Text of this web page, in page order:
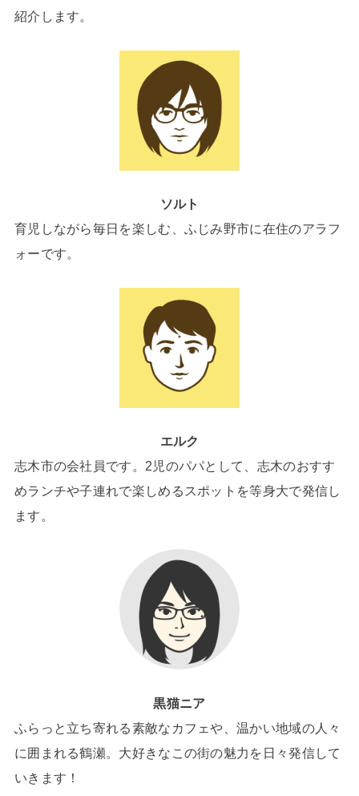
紹介します。
ソルト
育児しながら毎日を楽しむ、ふじみ野市に在住のアラフ
ォーです。
エルク
志木市の会社員です。2児のパパとして、志木のおすす
めランチや子連れで楽しめるスポットを等身大で発信し
ます。
黒猫ニア
ふらっと立ち寄れる素敵なカフェや、温かい地域の人々
に囲まれる鶴瀬。大好きなこの街の魅力を日々発信して
いきます！